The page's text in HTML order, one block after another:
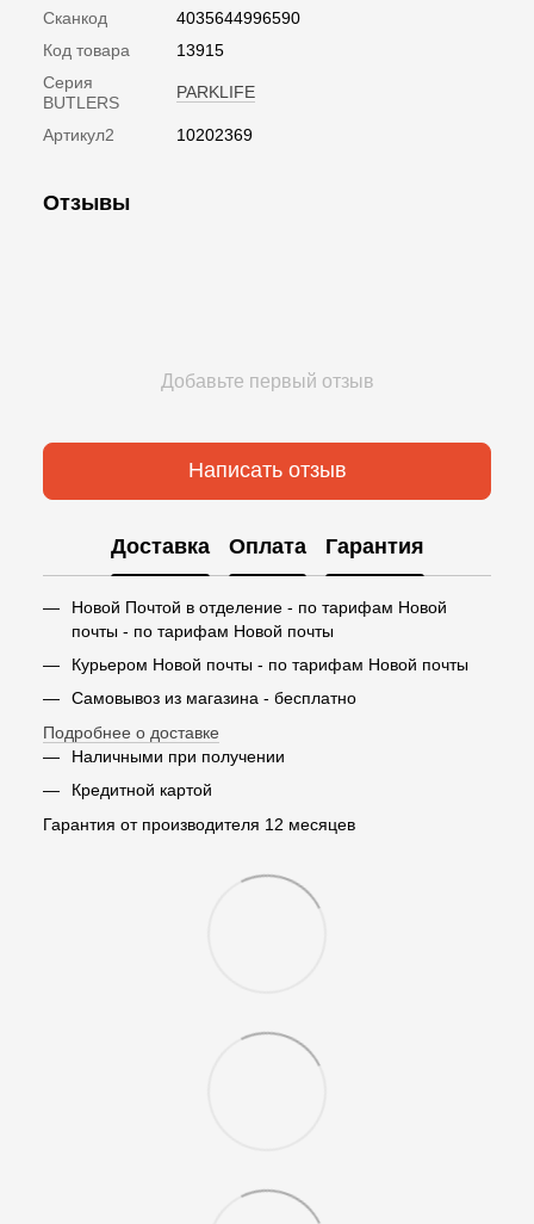
Сканкод
4035644996590
Код товара
13915
Серия
BUTLERS
PARKLIFE
Артикул2 10202369
Отзывы
Добавьте первый отзыв
Написать отзыв
Доставка Оплата Гарантия
Новой Почтой в отделение - по тарифам Новой
почты - по тарифам Новой почты
Курьером Новой почты - по тарифам Новой почты
Самовывоз из магазина - бесплатно
Подробнее о доставке
Наличными при получении
Кредитной картой
Гарантия от производителя 12 месяцев